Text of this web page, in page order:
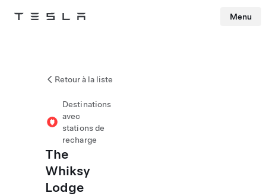
Tesla Menu
Retour à la liste
Destinations
avec
stations de
recharge
The
Whiksy
Lodge